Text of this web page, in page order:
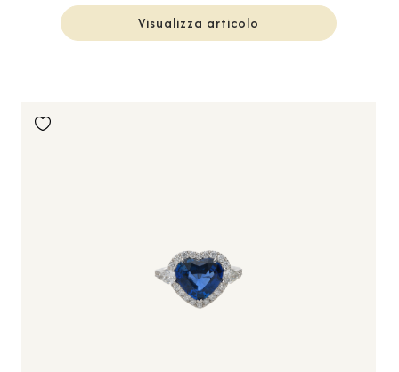
Visualizza articolo